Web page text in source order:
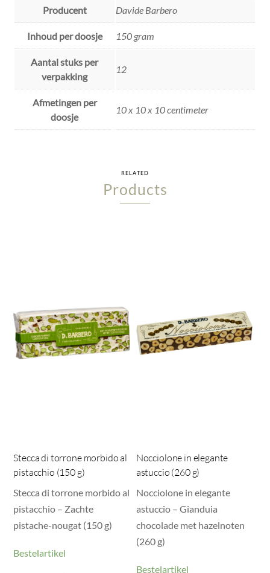
Producent Davide Barbero
Inhoud per doosje 150 gram
Aantal stuks per
verpakking
12
Afmetingen per
doosje
10 x 10 x 10 centimeter
RELATED
Products
Stecca di torrone morbido al
pistacchio (150 g)
Stecca di torrone morbido al
pistacchio – Zachte
pistache-nougat (150 g)
Bestelartikel
Nocciolone in elegante
astuccio (260 g)
Nocciolone in elegante
astuccio – Gianduia
chocolade met hazelnoten
(260 g)
Bestelartikel